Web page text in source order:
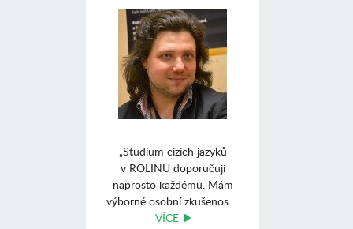
„Studium cizích jazyků
v ROLINU doporučuji
naprosto každému. Mám
výborné osobní zkušenos ...
VÍCE